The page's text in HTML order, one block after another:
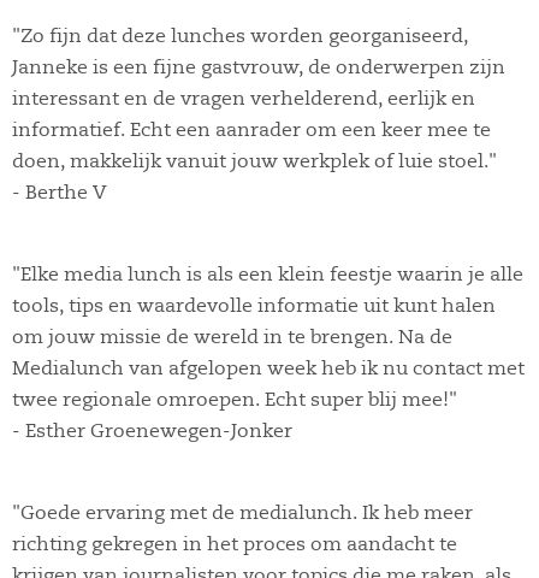
"Zo fijn dat deze lunches worden georganiseerd,
Janneke is een fijne gastvrouw, de onderwerpen zijn
interessant en de vragen verhelderend, eerlijk en
informatief. Echt een aanrader om een keer mee te
doen, makkelijk vanuit jouw werkplek of luie stoel."
- Berthe V
"Elke media lunch is als een klein feestje waarin je alle
tools, tips en waardevolle informatie uit kunt halen
om jouw missie de wereld in te brengen. Na de
Medialunch van afgelopen week heb ik nu contact met
twee regionale omroepen. Echt super blij mee!"
- Esther Groenewegen-Jonker
"Goede ervaring met de medialunch. Ik heb meer
richting gekregen in het proces om aandacht te